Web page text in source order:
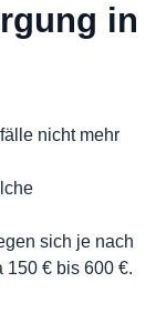
in
nicht mehr
sich je nach
150 € bis 600 €.